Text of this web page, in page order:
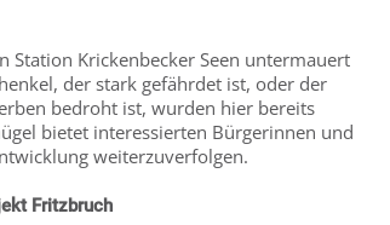
Station Krickenbecker Seen untermauert
der stark gefährdet ist, oder der
bedroht ist, wurden hier bereits
bietet interessierten Bürgerinnen und
weiterzuverfolgen.
Fritzbruch